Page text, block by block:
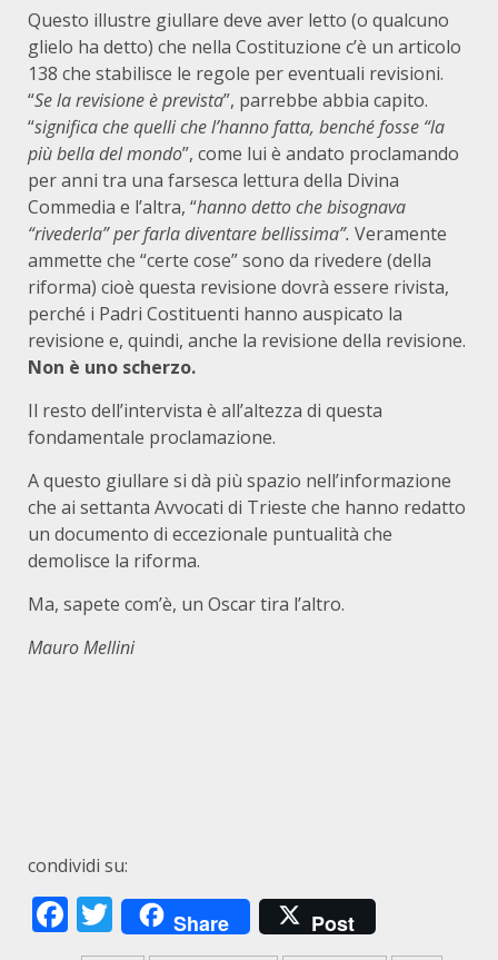
Questo illustre giullare deve aver letto (o qualcuno
glielo ha detto) che nella Costituzione c’è un articolo
138 che stabilisce le regole per eventuali revisioni.
“Se la revisione è prevista”, parrebbe abbia capito.
“significa che quelli che l’hanno fatta, benché fosse “la
più bella del mondo”, come lui è andato proclamando
per anni tra una farsesca lettura della Divina
Commedia e l’altra, “hanno detto che bisognava
“rivederla” per farla diventare bellissima”. Veramente
ammette che “certe cose” sono da rivedere (della
riforma) cioè questa revisione dovrà essere rivista,
perché i Padri Costituenti hanno auspicato la
revisione e, quindi, anche la revisione della revisione.
Non è uno scherzo.
Il resto dell’intervista è all’altezza di questa
fondamentale proclamazione.
A questo giullare si dà più spazio nell’informazione
che ai settanta Avvocati di Trieste che hanno redatto
un documento di eccezionale puntualità che
demolisce la riforma.
Ma, sapete com’è, un Oscar tira l’altro.
Mauro Mellini
condividi su:
Facebook
Twitter
Share Post